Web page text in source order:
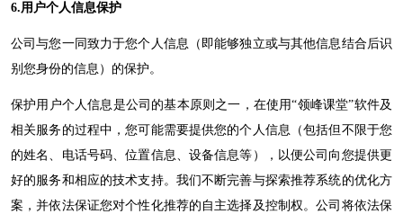
6.用户个人信息保护
公司与您一同致力于您个人信息（即能够独立或与其他信息结合后识
别您身份的信息）的保护。
保护用户个人信息是公司的基本原则之一，在使用“领峰课堂”软件及
相关服务的过程中，您可能需要提供您的个人信息（包括但不限于您
的姓名、电话号码、位置信息、设备信息等），以便公司向您提供更
好的服务和相应的技术支持。我们不断完善与探索推荐系统的优化方
案，并依法保证您对个性化推荐的自主选择及控制权。公司将依法保